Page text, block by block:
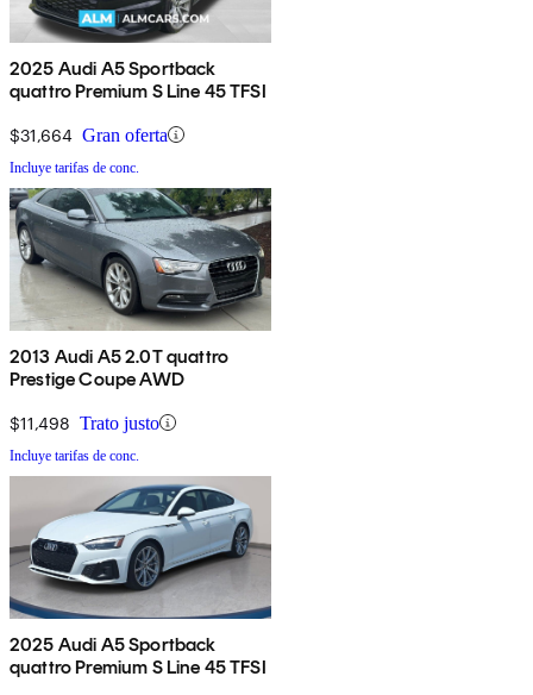
2025 Audi A5 Sportback
quattro Premium S Line 45 TFSI
$31,664 Gran oferta
Incluye tarifas de conc.
2013 Audi A5 2.0T quattro
Prestige Coupe AWD
$11,498 Trato justo
Incluye tarifas de conc.
2025 Audi A5 Sportback
quattro Premium S Line 45 TFSI